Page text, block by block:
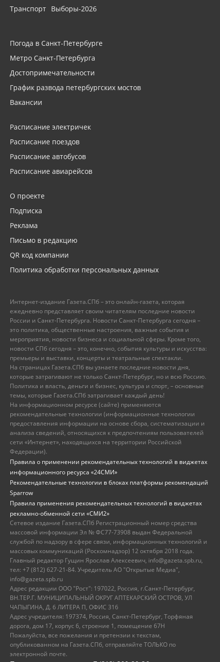
Транспорт Выборы-2026
Погода в Санкт-Петербурге
Метро Санкт-Петербурга
Достопримечательности
График развода петербургских мостов
Вакансии
Расписание электричек
Расписание поездов
Расписание автобусов
Расписание авиарейсов
О проекте
Подписка
Реклама
Письмо в редакцию
QR код компании
Политика обработки персональных данных
Интернет-издание Газета.СПб – это онлайн-газета, которая
ежедневно представляет своим читателям последние новости
России и Санкт-Петербурга. Новости Санкт-Петербурга сегодня –
это политика, общественные настроения, важные события и
мероприятия, новости бизнеса и социальной сферы. Кроме того,
новости СПб сегодня – это, конечно, события культуры и искусства:
премьеры и выставки, концерты и театральные спектакли.
На страницах Газета.СПб вы узнаете последние новости дня,
которые затрагивают не только Санкт-Петербург, но и всю Россию.
Политика и власть, деньги и бизнес, культура и спорт, – основные
темы, которые Газета.СПб затрагивает каждый день!
На информационном ресурсе (сайте) применяются
рекомендательные технологии (информационные технологии
предоставления информации на основе сбора, систематизации и
анализа сведений, относящихся к предпочтениям пользователей
сети «Интернет», находящихся на территории Российской
Федерации).
Правила о применении рекомендательных технологий в виджетах
информационного ресурса «24СМИ»
Рекомендательные технологии в блоках платформы рекомендаций
Sparrow
Правила применения рекомендательных технологий в виджетах
рекламно-обменной сети «СМИ2»
Сетевое издание Газета.СПб Регистрационный номер средства
массовой информации Эл № ФС77-73908 выдан Федеральной
службой по надзору в сфере связи, информационных технологий и
массовых коммуникаций (Роскомнадзор) 12 октября 2018 года.
Главный редактор Гущин Ярослав Алексеевич, info@gazeta.spb.ru,
тел: +7 (812) 627-21-84. Учредитель АО "Открытые Медиа",
info@gazeta.spb.ru
Адрес редакции ООО "Рост": 197022, Россия, г.Санкт-Петербург,
ВН.ТЕР.Г. МУНИЦИПАЛЬНЫЙ ОКРУГ АПТЕКАРСКИЙ ОСТРОВ, УЛ
ЧАПЫГИНА, Д. 6 ЛИТЕРА П, ОФИС 316
Адрес учредителя: 197374, Россия, Санкт-Петербург, Торфяная
дорога, дом 17, корпус 6, строение 1, помещение 67Н
Пожалуйста, все пожелания и претензии к текстам,
опубликованном на Газета.СПб, отправляйте ТОЛЬКО по
электронной почте.